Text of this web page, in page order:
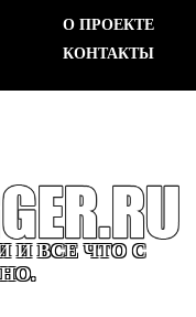
О ПРОЕКТЕ
КОНТАКТЫ
И ВСЕ ЧТО С